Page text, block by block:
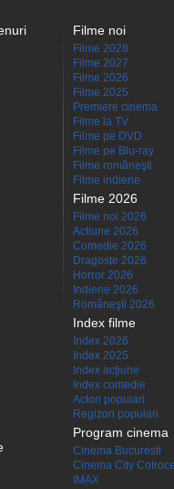
Filme noi
Filme 2028
Filme 2027
Filme 2026
Filme 2025
Premiere cinema
Filme la TV
Filme pe DVD
Filme pe Blu-ray
Filme româneşti
Filme indiene
Filme 2026
Filme noi 2026
Actiune 2026
Comedie 2026
Dragoste 2026
Horror 2026
Indiene 2026
Româneşti 2026
Index filme
Index 2026
Index 2025
Index acţiune
Index comedie
Actori populari
Regizori populari
Program cinema
Cinema Bucuresti
Cinema City
IMAX